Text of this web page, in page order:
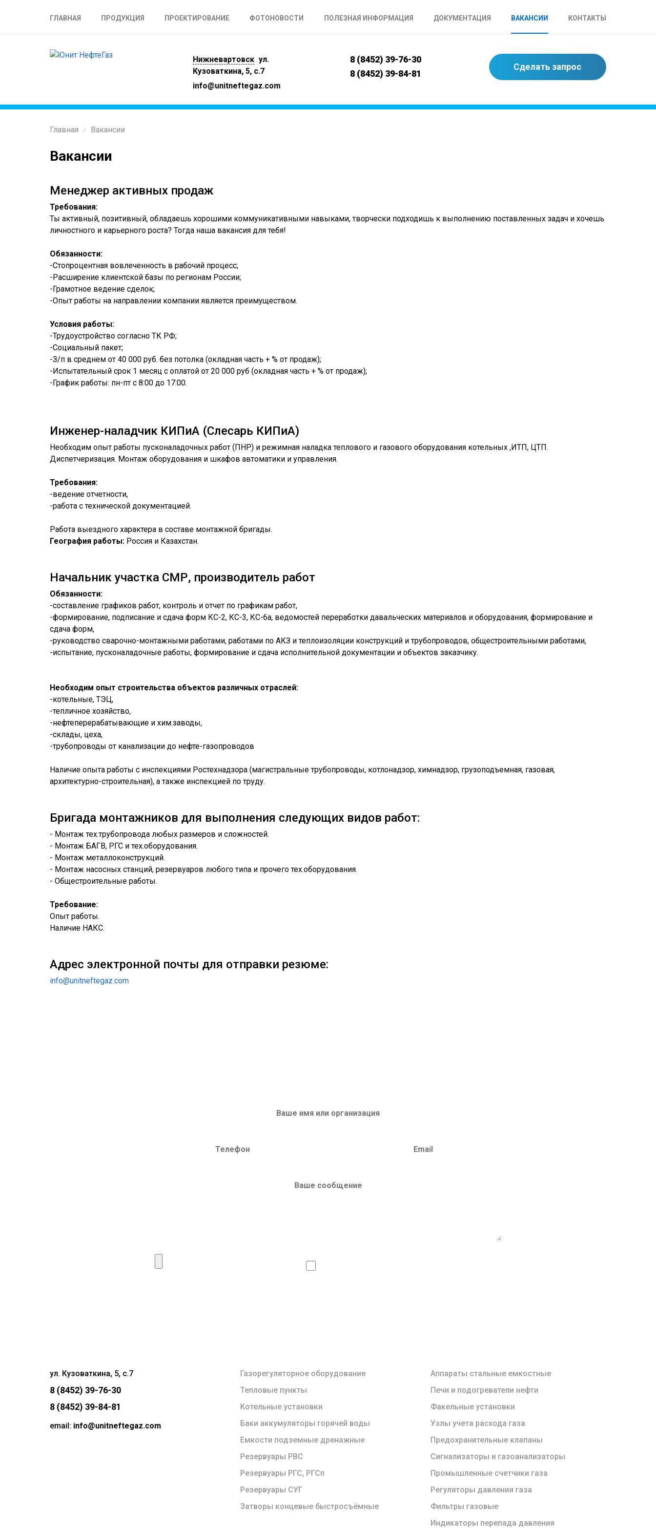
ГЛАВНАЯ ПРОДУКЦИЯ ПРОЕКТИРОВАНИЕ ФОТОНОВОСТИ ПОЛЕЗНАЯ ИНФОРМАЦИЯ ДОКУМЕНТАЦИЯ ВАКАНСИИ КОНТАКТЫ
Нижневартовск ул.
Кузоваткина, 5, с.7
info@unitneftegaz.com
8 (8452) 39-76-30
8 (8452) 39-84-81
Сделать запрос
Главная / Вакансии
Вакансии
Менеджер активных продаж
Требования:
Ты активный, позитивный, обладаешь хорошими коммуникативными навыками, творчески подходишь к выполнению поставленных задач и хочешь
личностного и карьерного роста? Тогда наша вакансия для тебя!
Обязанности:
-Стопроцентная вовлеченность в рабочий процесс;
-Расширение клиентской базы по регионам России;
-Грамотное ведение сделок;
-Опыт работы на направлении компании является преимуществом.
Условия работы:
-Трудоустройство согласно ТК РФ;
-Социальный пакет;
-З/п в среднем от 40 000 руб. без потолка (окладная часть + % от продаж);
-Испытательный срок 1 месяц с оплатой от 20 000 руб (окладная часть + % от продаж);
-График работы: пн-пт с 8:00 до 17:00.
Инженер-наладчик КИПиА (Слесарь КИПиА)
Необходим опыт работы пусконаладочных работ (ПНР) и режимная наладка теплового и газового оборудования котельных ,ИТП, ЦТП.
Диспетчеризация. Монтаж оборудования и шкафов автоматики и управления.
Требования:
-ведение отчетности,
-работа с технической документацией.
Работа выездного характера в составе монтажной бригады.
География работы: Россия и Казахстан.
Начальник участка СМР, производитель работ
Обязанности:
-составление графиков работ, контроль и отчет по графикам работ,
-формирование, подписание и сдача форм КС-2, КС-3, КС-6а, ведомостей переработки давальческих материалов и оборудования, формирование и
сдача форм,
-руководство сварочно-монтажными работами, работами по АКЗ и теплоизоляции конструкций и трубопроводов, общестроительными работами,
-испытание, пусконаладочные работы, формирование и сдача исполнительной документации и объектов заказчику.
Необходим опыт строительства объектов различных отраслей:
-котельные, ТЭЦ,
-тепличное хозяйство,
-нефтеперерабатывающие и хим.заводы,
-склады, цеха,
-трубопроводы от канализации до нефте-газопроводов
Наличие опыта работы с инспекциями Ростехнадзора (магистральные трубопроводы, котлонадзор, химнадзор, грузоподъемная, газовая,
архитектурно-строительная), а также инспекцией по труду.
Бригада монтажников для выполнения следующих видов работ:
- Монтаж тех.трубопровода любых размеров и сложностей.
- Монтаж БАГВ, РГС и тех.оборудования.
- Монтаж металлоконструкций.
- Монтаж насосных станций, резервуаров любого типа и прочего тех.оборудования.
- Общестроительные работы.
Требование:
Опыт работы.
Наличие НАКС.
Адрес электронной почты для отправки резюме:
info@unitneftegaz.com
ул. Кузоваткина, 5, с.7
8 (8452) 39-76-30
8 (8452) 39-84-81
email: info@unitneftegaz.com
Газорегуляторное оборудование
Тепловые пункты
Котельные установки
Баки аккумуляторы горячей воды
Емкости подземные дренажные
Резервуары РВС
Резервуары РГС, РГСп
Резервуары СУГ
Затворы концевые быстросъёмные
Аппараты стальные емкостные
Печи и подогреватели нефти
Факельные установки
Узлы учета расхода газа
Предохранительные клапаны
Сигнализаторы и газоанализаторы
Промышленные счетчики газа
Регуляторы давления газа
Фильтры газовые
Индикаторы перепада давления